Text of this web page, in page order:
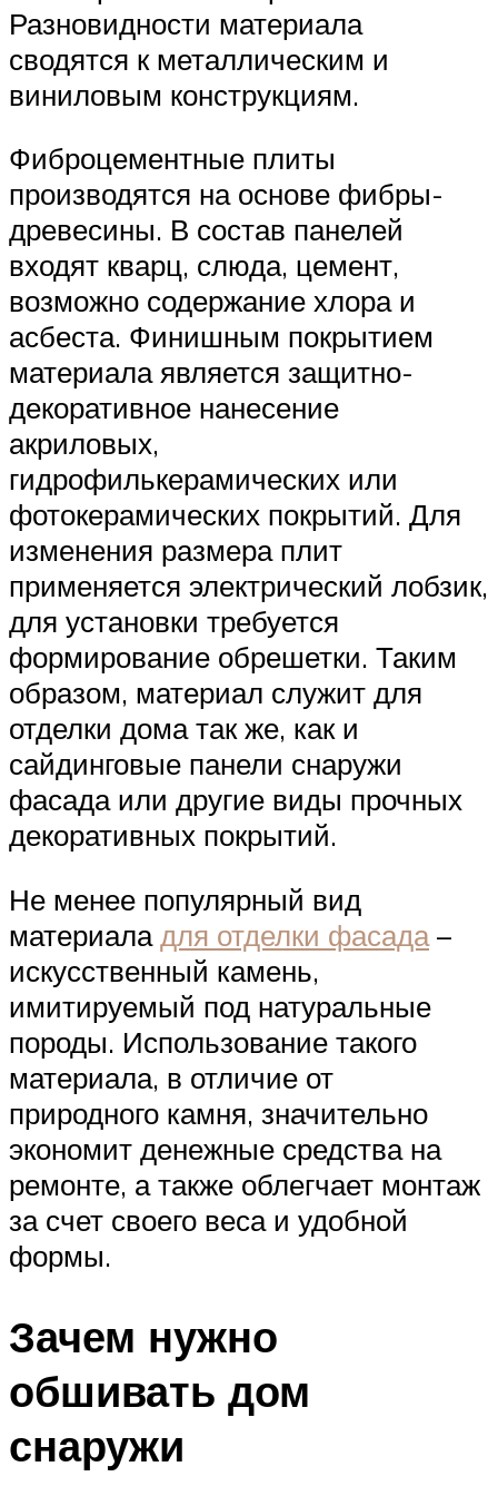
Разновидности материала
сводятся к металлическим и
виниловым конструкциям.
Фиброцементные плиты
производятся на основе фибры-
древесины. В состав панелей
входят кварц, слюда, цемент,
возможно содержание хлора и
асбеста. Финишным покрытием
материала является защитно-
декоративное нанесение
акриловых,
гидрофилькерамических или
фотокерамических покрытий. Для
изменения размера плит
применяется электрический лобзик,
для установки требуется
формирование обрешетки. Таким
образом, материал служит для
отделки дома так же, как и
сайдинговые панели снаружи
фасада или другие виды прочных
декоративных покрытий.
Не менее популярный вид
материаладля отделки фасада–
искусственный камень,
имитируемый под натуральные
породы. Использование такого
материала, в отличие от
природного камня, значительно
экономит денежные средства на
ремонте, а также облегчает монтаж
за счет своего веса и удобной
формы.
Зачем нужно
обшивать дом
снаружи